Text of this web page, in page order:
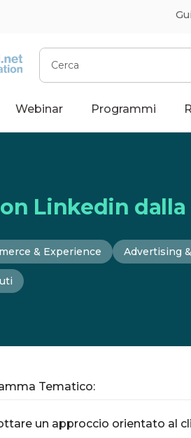
Cerca
Webinar Programmi
Linkedin
& Experience Advertising
Tematico:
un approccio orientato al